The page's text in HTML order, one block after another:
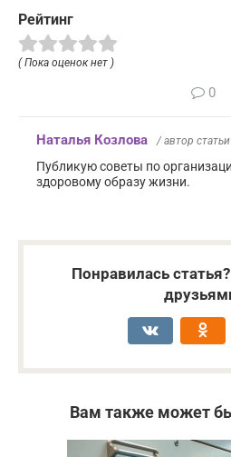
Рейтинг
( Пока оценок нет )
0
Наталья Козлова / автор статьи
Публикую советы по
здоровому образу жизни.
Понравилась
Вам также может